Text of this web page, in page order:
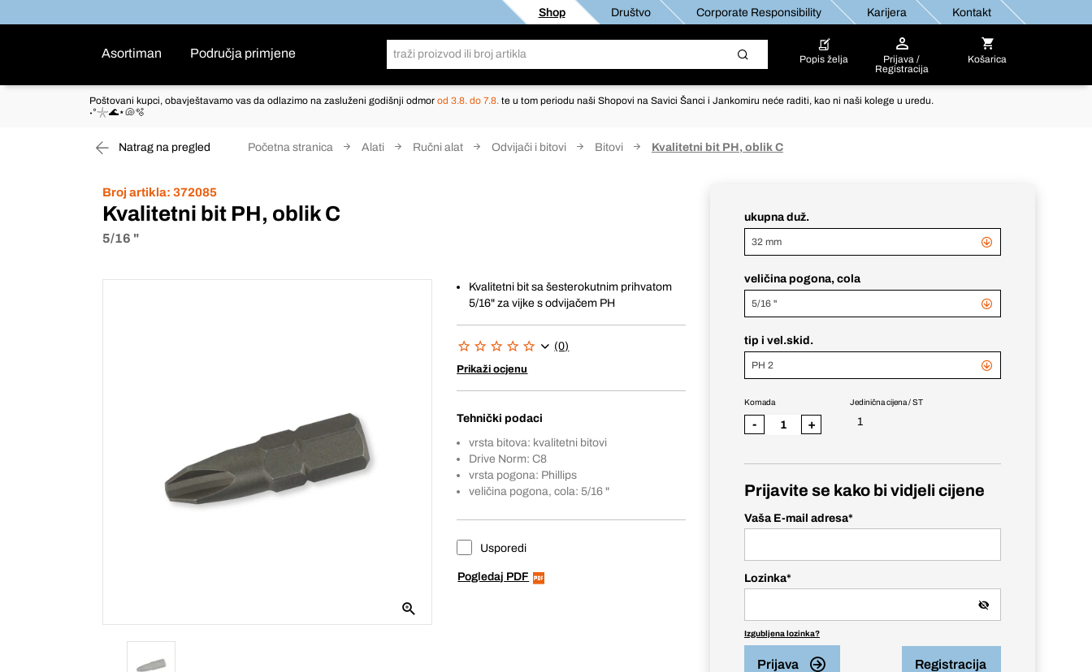
Shop Društvo Corporate Responsibility Karijera Kontakt
Asortiman Područja primjene Popis želja
Prijava /
Registracija
Košarica
Poštovani kupci, obavještavamo vas da odlazimo na zasluženi godišnji odmor od 3.8. do 7.8. te u tom periodu naši Shopovi na Savici Šanci i Jankomiru neće raditi, kao ni naši kolege u uredu.
˖°𓇼🌊⋆🐚🫧
Natrag na pregled Početna stranica Alati Ručni alat Odvijači i bitovi Bitovi Kvalitetni bit PH, oblik C
Broj artikla: 372085
Kvalitetni bit PH, oblik C
5/16 "
Kvalitetni bit sa šesterokutnim prihvatom
5/16" za vijke s odvijačem PH
(0)
Prikaži ocjenu
Tehnički podaci
vrsta bitova: kvalitetni bitovi
Drive Norm: C8
vrsta pogona: Phillips
veličina pogona, cola: 5/16 "
Usporedi
Pogledaj PDF
ukupna duž.
32 mm
veličina pogona, cola
5/16 "
tip i vel.skid.
PH 2
Jedinična cijena / ST
1
Komada
- +
Prijavite se kako bi vidjeli cijene
Vaša E-mail adresa*
Lozinka*
Izgubljena lozinka?
Prijava Registracija